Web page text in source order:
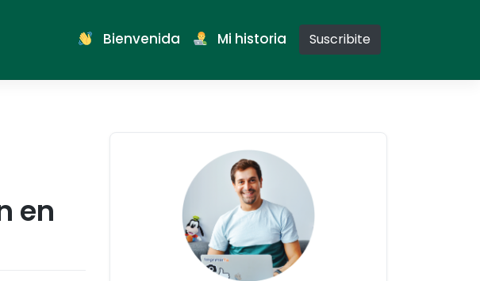
Bienvenida Mi historia Suscribite
en